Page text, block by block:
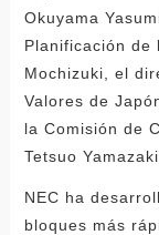
Okuyama
Planificación de
Mochizuki, el
Valores de
la Comisión de
Tetsuo
NEC ha
bloques más